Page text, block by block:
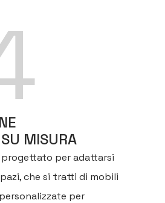
MISURA
per adattarsi
che si tratti di mobili
per